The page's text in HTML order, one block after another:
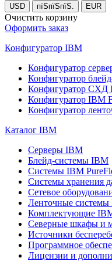
USD пїЅпїЅпїЅ. EUR
Очистить корзину
Оформить заказ
Конфигуратор IBM
Конфигуратор
Конфигуратор
Конфигуратор СХД
Конфигуратор IBM
Конфигуратор
Каталог IBM
Серверы IBM
Блейд-системы IBM
Системы IBM
Системы хранения
Сетевое
Ленточные
Комплектующие
Северные шкафы и
Источники
Программное
Лицензии и